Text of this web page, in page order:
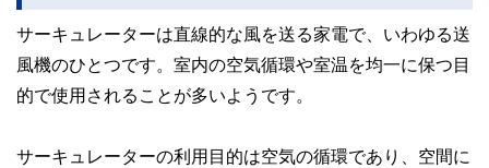
執筆者・監修者による執筆体制を築くことで、内容のわかり
やすさはもちろんのこと、読み応えのあるコンテンツと確か
な情報発信を実現しています。
コンシェルジュを目指します。
サーキュレーターは直線的な風を送る家電で、いわゆる送
風機のひとつです。室内の空気循環や室温を均一に保つ目
的で使用されることが多いようです。
サーキュレーターの利用目的は空気の循環であり、空間に